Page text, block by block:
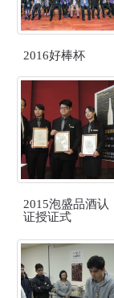
2016好棒杯
2015泡盛品酒认
证授证式